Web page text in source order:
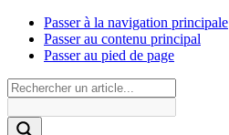
Passer à la navigation principale
Passer au contenu principal
Passer au pied de page